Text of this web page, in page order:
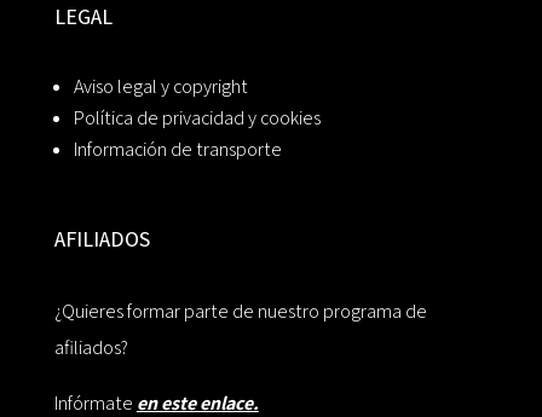
LEGAL
Aviso legal y copyright
Política de privacidad y cookies
Información de transporte
AFILIADOS
¿Quieres formar parte de nuestro programa de
afiliados?
Infórmate en este enlace.